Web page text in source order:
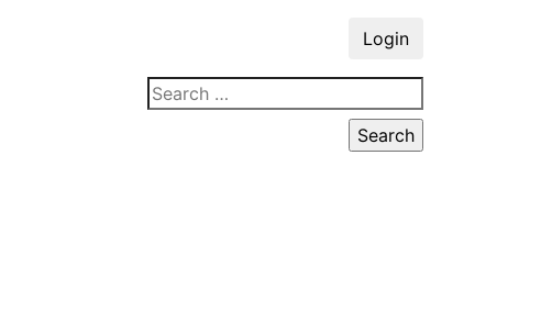
Login